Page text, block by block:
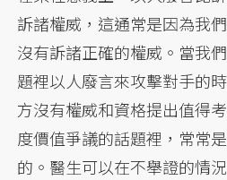
訴諸權威，這通常是因為我
沒有訴諸正確的權威。當我
題裡以人廢言來攻擊對手的
方沒有權威和資格提出值得
度價值爭議的話題裡，常常
的。醫生可以在不舉證的情